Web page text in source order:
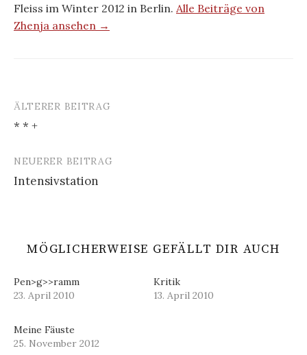
Fleiss im Winter 2012 in Berlin. Alle Beiträge von
Zhenja ansehen →
Beitrags-
Navigation
ÄLTERER BEITRAG
* * +
NEUERER BEITRAG
Intensivstation
MÖGLICHERWEISE GEFÄLLT DIR AUCH
Pen>g>>ramm
23. April 2010
Kritik
13. April 2010
Meine Fäuste
25. November 2012